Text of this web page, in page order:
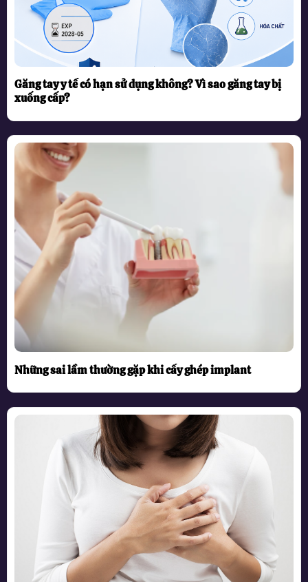
Găng tay y tế có hạn sử dụng không? Vì sao găng tay bị
xuống cấp?
Những sai lầm thường gặp khi cấy ghép implant